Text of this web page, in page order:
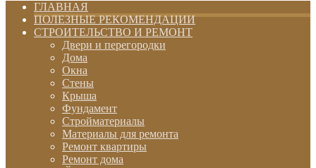
ГЛАВНАЯ
ПОЛЕЗНЫЕ РЕКОМЕНДАЦИИ
СТРОИТЕЛЬСТВО И РЕМОНТ
Двери и перегородки
Дома
Окна
Стены
Крыша
Фундамент
Стройматериалы
Материалы для ремонта
Ремонт квартиры
Ремонт дома